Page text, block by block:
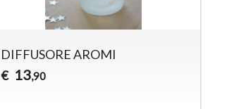
DIFFUSORE AROMI
€ 13,90